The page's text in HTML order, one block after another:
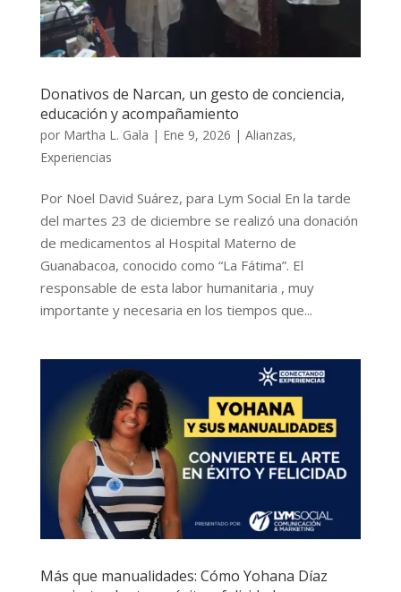
Donativos de Narcan, un gesto de conciencia,
educación y acompañamiento
por Martha L. Gala | Ene 9, 2026 | Alianzas,
Experiencias
Por Noel David Suárez, para Lym Social En la tarde
del martes 23 de diciembre se realizó una donación
de medicamentos al Hospital Materno de
Guanabacoa, conocido como “La Fátima”. El
responsable de esta labor humanitaria , muy
importante y necesaria en los tiempos que...
Más que manualidades: Cómo Yohana Díaz